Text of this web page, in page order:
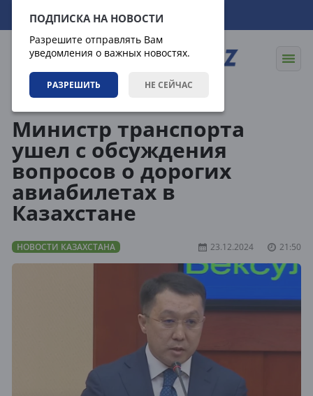
ПОДПИСКА НА НОВОСТИ
Разрешите отправлять Вам
уведомления о важных новостях.
РАЗРЕШИТЬ НЕ СЕЙЧАС
09.08.2026 03:49:04
Министр транспорта
ушел с обсуждения
вопросов о дорогих
авиабилетах в
Казахстане
НОВОСТИ КАЗАХСТАНА 23.12.2024 21:50